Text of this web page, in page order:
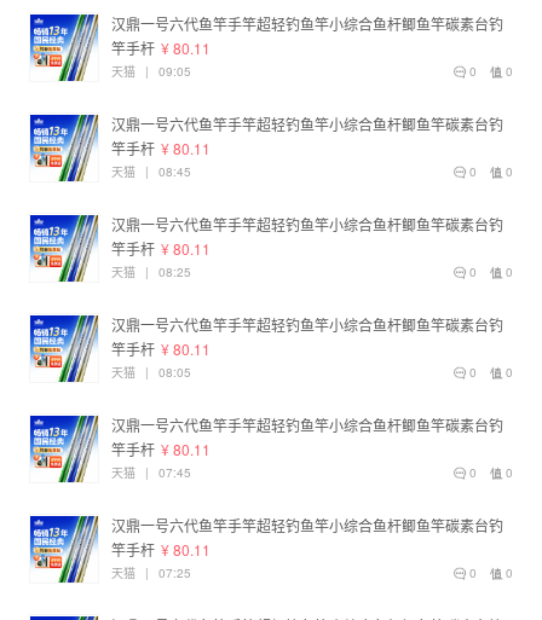
汉鼎一号六代鱼竿手竿超轻钓鱼竿小综合鱼杆鲫鱼竿碳素台钓
竿手杆 ¥ 80.11
0
0
天猫 | 09:05
汉鼎一号六代鱼竿手竿超轻钓鱼竿小综合鱼杆鲫鱼竿碳素台钓
竿手杆 ¥ 80.11
0
0
天猫 | 08:45
汉鼎一号六代鱼竿手竿超轻钓鱼竿小综合鱼杆鲫鱼竿碳素台钓
竿手杆 ¥ 80.11
0
0
天猫 | 08:25
汉鼎一号六代鱼竿手竿超轻钓鱼竿小综合鱼杆鲫鱼竿碳素台钓
竿手杆 ¥ 80.11
0
0
天猫 | 08:05
汉鼎一号六代鱼竿手竿超轻钓鱼竿小综合鱼杆鲫鱼竿碳素台钓
竿手杆 ¥ 80.11
0
0
天猫 | 07:45
汉鼎一号六代鱼竿手竿超轻钓鱼竿小综合鱼杆鲫鱼竿碳素台钓
竿手杆 ¥ 80.11
0
0
天猫 | 07:25